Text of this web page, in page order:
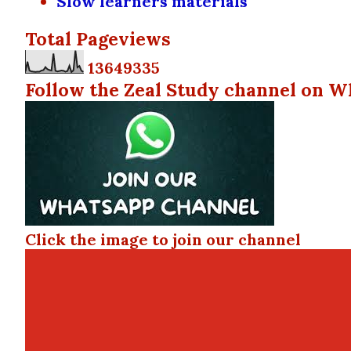
Total Pageviews
13649335
Follow the Zeal Study channel on
Click the image to join our channel